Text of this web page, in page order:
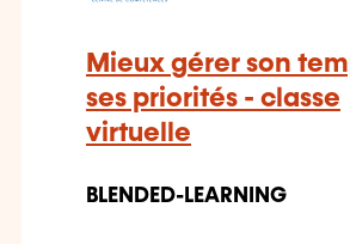
Mieux gérer son
ses priorités - classe
virtuelle
BLENDED-LEARNING